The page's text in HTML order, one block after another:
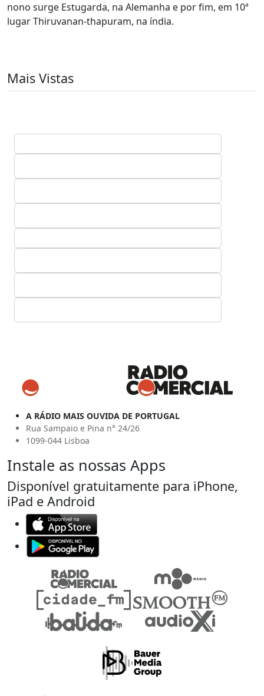
nono surge Estugarda, na Alemanha e por fim, em 10ª
lugar Thiruvanan-thapuram, na índia.
Mais Vistas
A RÁDIO MAIS OUVIDA DE PORTUGAL
Rua Sampaio e Pina n° 24/26
1099-044 Lisboa
Instale as nossas Apps
Disponível gratuitamente para iPhone,
iPad e Android